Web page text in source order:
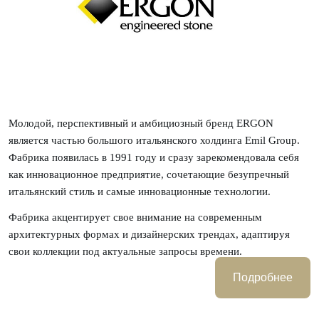
Молодой, перспективный и амбициозный бренд ERGON
является частью большого итальянского холдинга Emil Group.
Фабрика появилась в 1991 году и сразу зарекомендовала себя
как инновационное предприятие, сочетающие безупречный
итальянский стиль и самые инновационные технологии.
Фабрика акцентирует свое внимание на современным
архитектурных формах и дизайнерских трендах, адаптируя
свои коллекции под актуальные запросы времени.
Каждая коллекция представляет собой четко выстроенную
концепцию, которая отражена в определенной теме, цветовой
Подробнее